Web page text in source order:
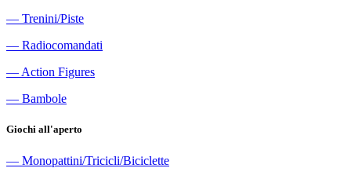
― Trenini/Piste
― Radiocomandati
― Action Figures
― Bambole
Giochi all'aperto
― Monopattini/Tricicli/Biciclette